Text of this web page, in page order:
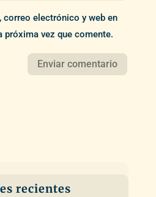
correo electrónico y web en
próxima vez que comente.
recientes